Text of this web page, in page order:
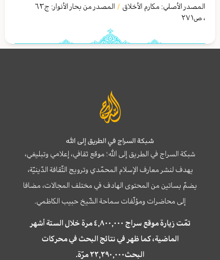
المصدر الأصلي: مكارم الأخلاق / المصدر من بحار الأنوار: ج٦٣
، ص٢٧١
شبكة السراج في الطريق إلى الله
شبكة السراج في الطريق إلى الله؛ موقع ثقافي، إعلامي وتبليغي،
يهدف لنشر معارف الإسلام المحمّدي وترويج الثّقافة الدّينيّة،
يضمّ بساتين من المحتوى الهادف في مختلف المجالات، مضافا
إلى محاضرات ومؤلّفات سماحة الشّيخ حبيب الكاظمي.
تمّت زيارة موقع سراج ٤,٨٠٠,٠٠٠ مرة خلال الستة أشهر
الماضية، كما ظهر في نتائج البحث في محركات
البحث٢٢,٢٩٠,٠٠٠ مرّة.